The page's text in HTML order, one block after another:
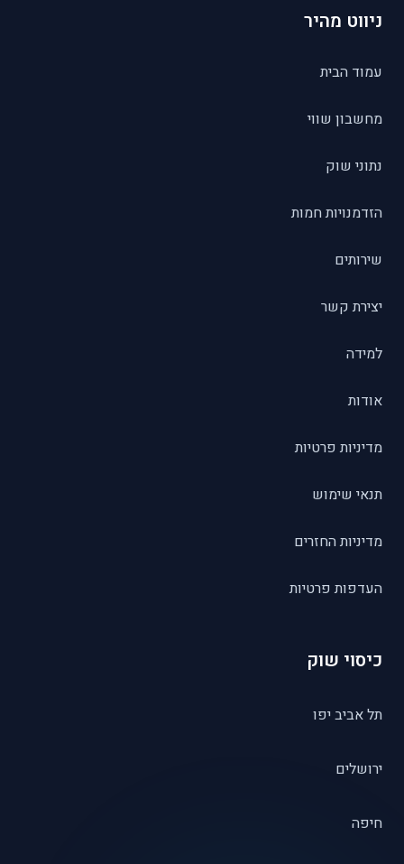
ניווט מהיר
עמוד הבית
מחשבון שווי
נתוני שוק
הזדמנויות חמות
שירותים
יצירת קשר
למידה
אודות
מדיניות פרטיות
תנאי שימוש
מדיניות החזרים
העדפות פרטיות
כיסוי שוק
תל אביב יפו
ירושלים
חיפה